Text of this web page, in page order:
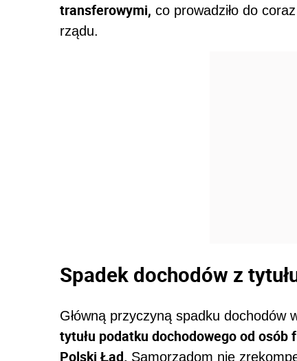
transferowymi, co prowadziło do
rządu.
Spadek dochodów z
Główną przyczyną spadku dochodów
tytułu podatku dochodowego od osób
Polski Ład. Samorządom nie